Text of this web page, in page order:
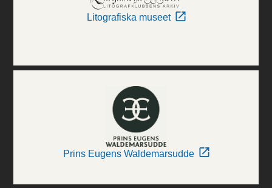
Litografiska museet
Prins Eugens Waldemarsudde